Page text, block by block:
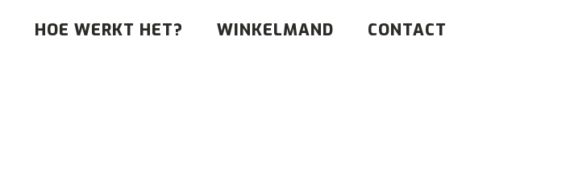
HOE WERKT HET? WINKELMAND CONTACT